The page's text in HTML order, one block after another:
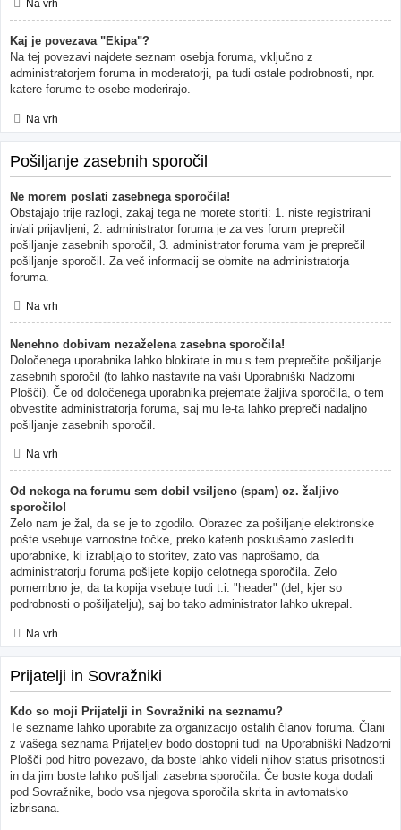
Na vrh
Kaj je povezava "Ekipa"?
Na tej povezavi najdete seznam osebja foruma, vključno z
administratorjem foruma in moderatorji, pa tudi ostale podrobnosti, npr.
katere forume te osebe moderirajo.
Na vrh
Pošiljanje zasebnih sporočil
Ne morem poslati zasebnega sporočila!
Obstajajo trije razlogi, zakaj tega ne morete storiti: 1. niste registrirani
in/ali prijavljeni, 2. administrator foruma je za ves forum preprečil
pošiljanje zasebnih sporočil, 3. administrator foruma vam je preprečil
pošiljanje sporočil. Za več informacij se obrnite na administratorja
foruma.
Na vrh
Nenehno dobivam nezaželena zasebna sporočila!
Določenega uporabnika lahko blokirate in mu s tem preprečite pošiljanje
zasebnih sporočil (to lahko nastavite na vaši Uporabniški Nadzorni
Plošči). Če od določenega uporabnika prejemate žaljiva sporočila, o tem
obvestite administratorja foruma, saj mu le-ta lahko prepreči nadaljno
pošiljanje zasebnih sporočil.
Na vrh
Od nekoga na forumu sem dobil vsiljeno (spam) oz. žaljivo
sporočilo!
Zelo nam je žal, da se je to zgodilo. Obrazec za pošiljanje elektronske
pošte vsebuje varnostne točke, preko katerih poskušamo zaslediti
uporabnike, ki izrabljajo to storitev, zato vas naprošamo, da
administratorju foruma pošljete kopijo celotnega sporočila. Zelo
pomembno je, da ta kopija vsebuje tudi t.i. "header" (del, kjer so
podrobnosti o pošiljatelju), saj bo tako administrator lahko ukrepal.
Na vrh
Prijatelji in Sovražniki
Kdo so moji Prijatelji in Sovražniki na seznamu?
Te sezname lahko uporabite za organizacijo ostalih članov foruma. Člani
z vašega seznama Prijateljev bodo dostopni tudi na Uporabniški Nadzorni
Plošči pod hitro povezavo, da boste lahko videli njihov status prisotnosti
in da jim boste lahko pošiljali zasebna sporočila. Če boste koga dodali
pod Sovražnike, bodo vsa njegova sporočila skrita in avtomatsko
izbrisana.